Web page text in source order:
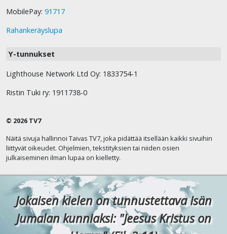
MobilePay: 91717
Rahankeräyslupa
Y-tunnukset
Lighthouse Network Ltd Oy: 1833754-1
Ristin Tuki ry: 1911738-0
© 2026 TV7
Näitä sivuja hallinnoi Taivas TV7, joka pidättää itsellään kaikki sivuihin
liittyvät oikeudet. Ohjelmien, tekstityksien tai niiden osien
julkaiseminen ilman lupaa on kielletty.
Jokaisen kielen on tunnustettava Isän
Jumalan kunniaksi: "Jeesus Kristus on